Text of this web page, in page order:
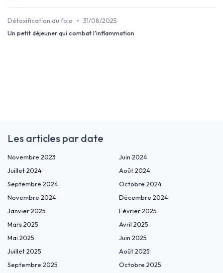
Détoxification du foie • 31/08/2025
Un petit déjeuner qui combat l'inflammation
Les articles par date
Novembre 2023
Juin 2024
Juillet 2024
Août 2024
Septembre 2024
Octobre 2024
Novembre 2024
Décembre 2024
Janvier 2025
Février 2025
Mars 2025
Avril 2025
Mai 2025
Juin 2025
Juillet 2025
Août 2025
Septembre 2025
Octobre 2025